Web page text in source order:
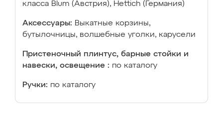
класса Blum (Австрия), Hettich (Германия)
Аксессуары: Выкатные корзины,
бутылочницы, волшебные уголки, карусели
Пристеночный плинтус, барные стойки и
навески, освещение : по каталогу
Ручки: по каталогу